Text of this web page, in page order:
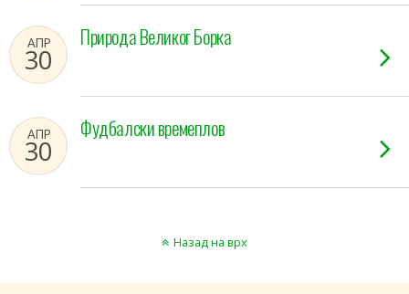
АПР
30
Природа Великог Борка
АПР
30
Фудбалски времеплов
Назад на врх